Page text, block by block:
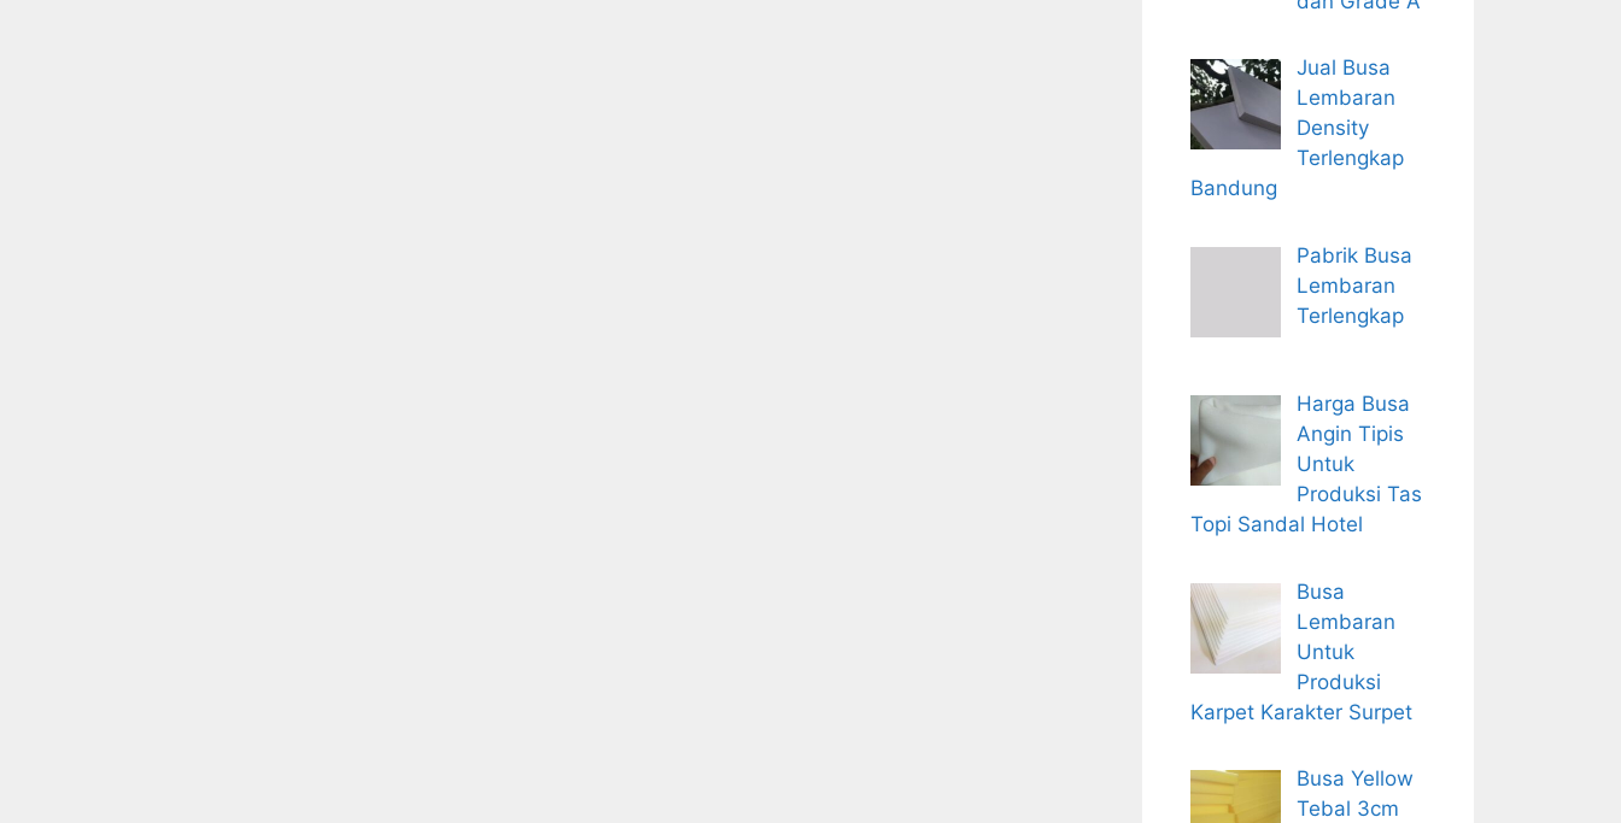
Jual Busa
Lembaran
Density
Terlengkap
Bandung
Pabrik Busa
Lembaran
Terlengkap
Harga Busa
Angin Tipis
Untuk
Produksi Tas
Topi Sandal Hotel
Busa
Lembaran
Untuk
Produksi
Karpet Karakter Surpet
Busa Yellow
Tebal 3cm